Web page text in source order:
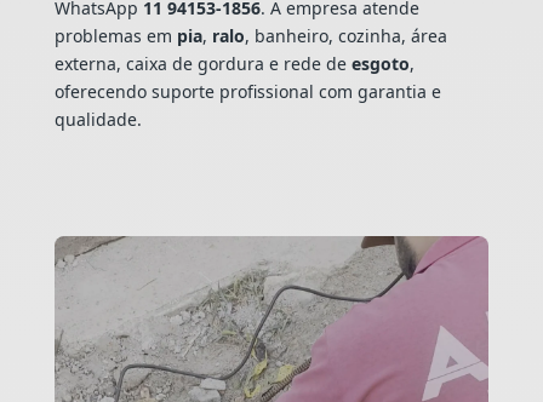
WhatsApp 11 94153-1856. A empresa atende
problemas em pia, ralo, banheiro, cozinha, área
externa, caixa de gordura e rede de esgoto,
oferecendo suporte profissional com garantia e
qualidade.